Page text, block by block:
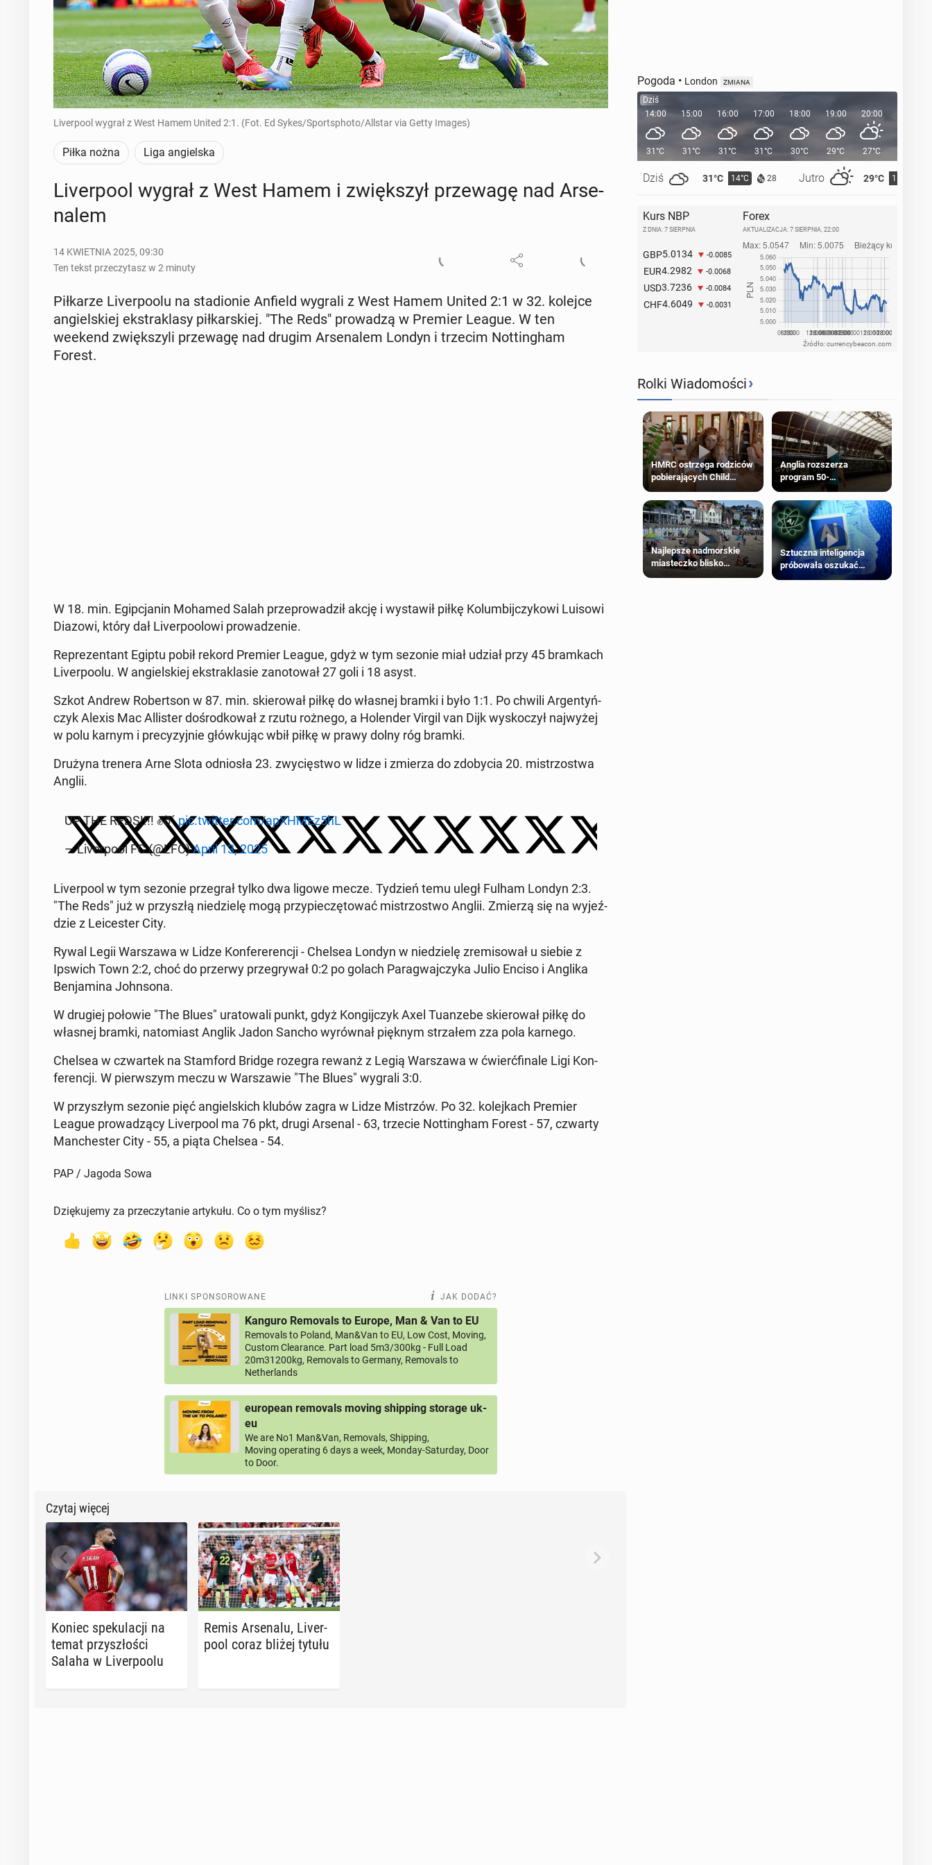
Liverpool wygrał z West Hamem United 2:1. (Fot. Ed Sykes/Sportsphoto/Allstar via Getty Images)
Piłka nożna Liga angielska
Li­ver­po­ol wygrał z West Hamem i zwięk­szył prze­wa­gę nad Ar­se­
na­lem
14 KWIETNIA 2025, 09:30
Ten tekst przeczytasz w 2 minuty
Pił­ka­rze Li­ver­po­olu na sta­dio­nie Anfield wygrali z West Hamem United 2:1 w 32. kolejce
an­giel­skiej eks­tra­kla­sy pił­kar­skiej. "The Reds" pro­wa­dzą w Premier League. W ten
weekend zwięk­szy­li prze­wa­gę nad drugim Ar­se­na­lem Londyn i trzecim Not­tin­gham
Forest.
W 18. min. Egip­cja­nin Mohamed Salah prze­pro­wa­dził akcję i wy­sta­wił piłkę Ko­lum­bij­czy­ko­wi Luisowi
Diazowi, który dał Li­ver­po­olo­wi pro­wa­dze­nie.
Re­pre­zen­tant Egiptu pobił rekord Premier League, gdyż w tym sezonie miał udział przy 45 bram­kach
Li­ver­po­olu. W an­giel­skiej eks­tra­kla­sie za­no­to­wał 27 goli i 18 asyst.
Szkot Andrew Ro­bert­son w 87. min. skie­ro­wał piłkę do własnej bramki i było 1:1. Po chwili Ar­gen­tyń­
czyk Alexis Mac Al­li­ster do­środ­ko­wał z rzutu rożnego, a Ho­len­der Virgil van Dijk wy­sko­czył naj­wy­żej
w polu karnym i pre­cy­zyj­nie głów­ku­jąc wbił piłkę w prawy dolny róg bramki.
Drużyna trenera Arne Slota od­nio­sła 23. zwy­cię­stwo w lidze i zmierza do zdo­by­cia 20. mi­strzo­stwa
Anglii.
UP THE REDS!!!! ✊ð´pic.twitter.com/apXHMEz5hL
— Li­ver­po­ol FC (@LFC)April 13, 2025
Li­ver­po­ol w tym sezonie prze­grał tylko dwa ligowe mecze. Tydzień temu uległ Fulham Londyn 2:3.
"The Reds" już w przy­szłą nie­dzie­lę mogą przy­pie­czę­to­wać mi­strzo­stwo Anglii. Zmierzą się na wy­jeź­
dzie z Le­ice­ster City.
Rywal Legii War­sza­wa w Lidze Kon­fe­re­ren­cji - Chelsea Londyn w nie­dzie­lę zre­mi­so­wał u siebie z
Ipswich Town 2:2, choć do przerwy prze­gry­wał 0:2 po golach Pa­ra­gwaj­czy­ka Julio Enciso i Anglika
Ben­ja­mi­na John­so­na.
W drugiej połowie "The Blues" ura­to­wa­li punkt, gdyż Kon­gij­czyk Axel Tu­an­ze­be skie­ro­wał piłkę do
własnej bramki, na­to­miast Anglik Jadon Sancho wy­rów­nał pięknym strza­łem zza pola karnego.
Chelsea w czwar­tek na Stam­ford Bridge rozegra rewanż z Legią War­sza­wa w ćwierć­fi­na­le Ligi Kon­
fe­ren­cji. W pierw­szym meczu w War­sza­wie "The Blues" wygrali 3:0.
W przy­szłym sezonie pięć an­giel­skich klubów zagra w Lidze Mi­strzów. Po 32. ko­lej­kach Premier
League pro­wa­dzą­cy Li­ver­po­ol ma 76 pkt, drugi Arsenal - 63, trzecie Not­tin­gham Forest - 57, czwarty
Man­che­ster City - 55, a piąta Chelsea - 54.
PAP / Jagoda Sowa
Dziękujemy za przeczytanie artykułu. Co o tym myślisz?
LINKI SPONSOROWANE JAK DODAĆ?
Kanguro Removals to Europe, Man & Van to EU
Removals to Poland, Man&Van to EU, Low Cost, Moving,
Custom Clearance. Part load 5m3/300kg - Full Load
20m31200kg, Removals to Germany, Removals to
Netherlands
european removals moving shipping storage uk-
eu
We are No1 Man&Van, Removals, Shipping,
Moving operating 6 days a week, Monday-Saturday, Door
to Door.
Czytaj więcej
Koniec spe­ku­la­cji na
temat przy­szło­ści
Salaha w Li­ver­po­olu
Remis Ar­se­na­lu, Li­ver­
po­ol coraz bliżej tytułu
Pogoda • London ZMIANA
Dziś
14:00
31°C
Dziś 31°C 14°C 28 Jutro 29°C 15°C
15:00
31°C
16:00
31°C
17:00
31°C
18:00
30°C
19:00
29°C
20:00
27°C
Kurs NBP
Z DNIA: 7 SIERPNIA
GBP5.0134 -0.0085
EUR4.2982 -0.0068
USD3.7236 -0.0084
CHF4.6049 -0.0031
Forex
AKTUALIZACJA: 7 SIERPNIA, 22:00
Źródło: currencybeacon.com
Rolki Wiadomości›
HMRC ostrzega rodziców
pobierających Child
Benefit. Mogą być
zobowiązani do zwrotu
zasiłku
Anglia rozszerza
program 50-
procentowych zniżek
kolejowych na 18-latków
Najlepsze nadmorskie
miasteczko blisko
Sztuczna inteligencja
próbowała oszukać
człowieka